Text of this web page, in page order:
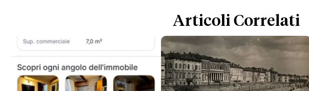
Articoli Correlati